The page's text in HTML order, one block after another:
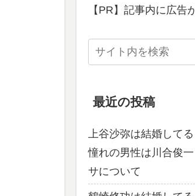
【PR】記事内に広告
最近の投稿
上谷沙弥は結婚して
憧れの男性は川合俊
サについて